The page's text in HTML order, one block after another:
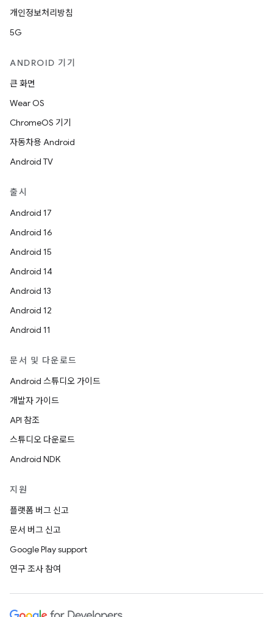
개인정보처리방침
5G
ANDROID 기기
큰 화면
Wear OS
ChromeOS 기기
자동차용 Android
Android TV
출시
Android 17
Android 16
Android 15
Android 14
Android 13
Android 12
Android 11
문서 및 다운로드
Android 스튜디오 가이드
개발자 가이드
API 참조
스튜디오 다운로드
Android NDK
지원
플랫폼 버그 신고
문서 버그 신고
Google Play support
연구 조사 참여